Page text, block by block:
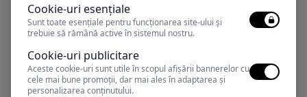
Cookie-uri esențiale
Sunt toate esențiale pentru funcționarea site-ului și
trebuie să rămână active în sistemul nostru.
Cookie-uri publicitare
Aceste cookie-uri sunt utile în scopul afișării bannerelor cu
cele mai bune promoții, dar mai ales în adaptarea și
personalizarea conținutului.